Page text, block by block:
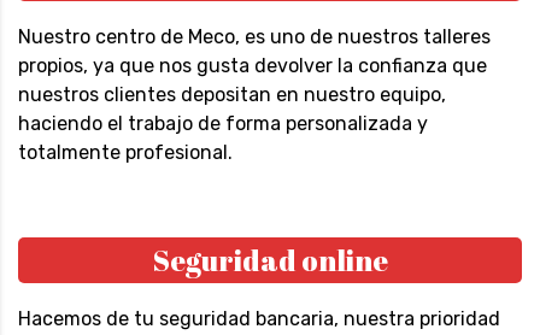
Nuestro centro de Meco, es uno de nuestros talleres
propios, ya que nos gusta devolver la confianza que
nuestros clientes depositan en nuestro equipo,
haciendo el trabajo de forma personalizada y
totalmente profesional.
Seguridad online
Hacemos de tu seguridad bancaria, nuestra prioridad